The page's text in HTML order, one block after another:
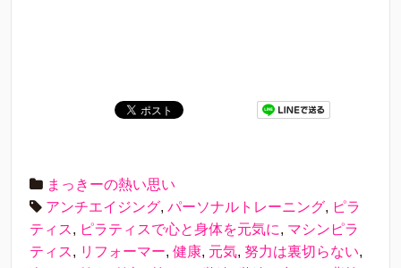
まっきーの熱い思い
アンチエイジング, パーソナルトレーニング, ピラ
ティス, ピラティスで心と身体を元気に, マシンピラ
ティス, リフォーマー, 健康, 元気, 努力は裏切らない,